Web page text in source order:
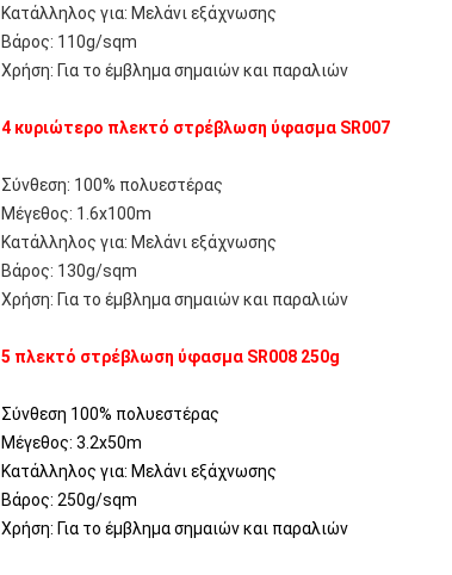
Κατάλληλος για: Μελάνι εξάχνωσης
Βάρος: 110g/sqm
Χρήση: Για το έμβλημα σημαιών και παραλιών
4 κυριώτερο πλεκτό στρέβλωση ύφασμα SR007
Σύνθεση: 100% πολυεστέρας
Μέγεθος: 1.6x100m
Κατάλληλος για: Μελάνι εξάχνωσης
Βάρος: 130g/sqm
Χρήση: Για το έμβλημα σημαιών και παραλιών
5 πλεκτό στρέβλωση ύφασμα SR008 250g
Σύνθεση 100% πολυεστέρας
Μέγεθος: 3.2x50m
Κατάλληλος για: Μελάνι εξάχνωσης
Βάρος: 250g/sqm
Χρήση: Για το έμβλημα σημαιών και παραλιών